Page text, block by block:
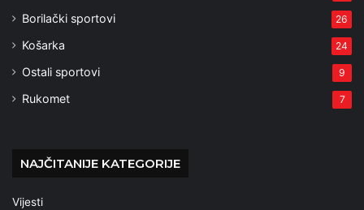
Borilački sportovi 26
Košarka 24
Ostali sportovi 9
Rukomet 7
NAJČITANIJE KATEGORIJE
Vijesti